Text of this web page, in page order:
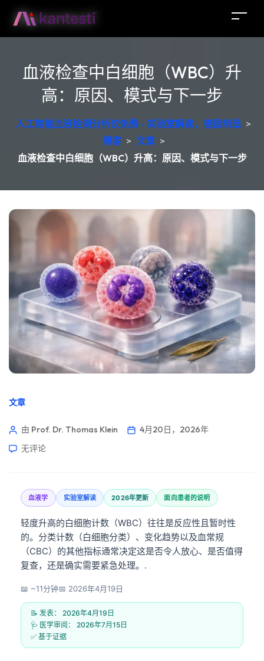
血液检查中白细胞（WBC）升
高：原因、模式与下一步
人工智能血液检测分析仪免费 - 实验室解读，德国制造 >
博客 > 文章 >
血液检查中白细胞（WBC）升高：原因、模式与下一步
文章
由 Prof. Dr. Thomas Klein
4月20日，2026年
无评论
血液学 实验室解读 2026年更新 面向患者的说明
轻度升高的白细胞计数（WBC）往往是反应性且暂时性
的。分类计数（白细胞分类）、变化趋势以及血常规
（CBC）的其他指标通常决定这是否令人放心、是否值得
复查，还是确实需要紧急处理。.
📖 ~11分钟📅 2026年4月19日
📝 发表： 2026年4月19日
🩺 医学审阅： 2026年7月15日
✅ 基于证据